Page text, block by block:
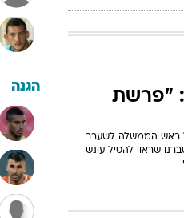
"פרשת
ראש הממשלה לשעבר
שראוי להטיל עונש
הגנה